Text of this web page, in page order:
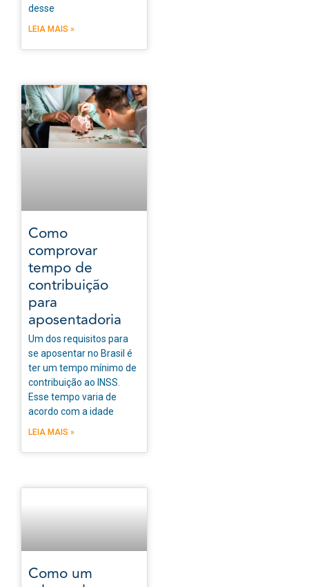
desse
LEIA MAIS »
Como
comprovar
tempo de
contribuição
para
aposentadoria
Um dos requisitos para
se aposentar no Brasil é
ter um tempo mínimo de
contribuição ao INSS.
Esse tempo varia de
acordo com a idade
LEIA MAIS »
Como um